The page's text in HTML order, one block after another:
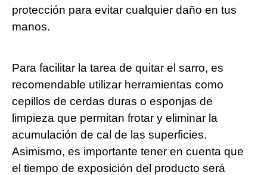
protección para evitar cualquier daño en tus
manos.
Para facilitar la tarea de quitar el sarro, es
recomendable utilizar herramientas como
cepillos de cerdas duras o esponjas de
limpieza que permitan frotar y eliminar la
acumulación de cal de las superficies.
Asimismo, es importante tener en cuenta que
el tiempo de exposición del producto será